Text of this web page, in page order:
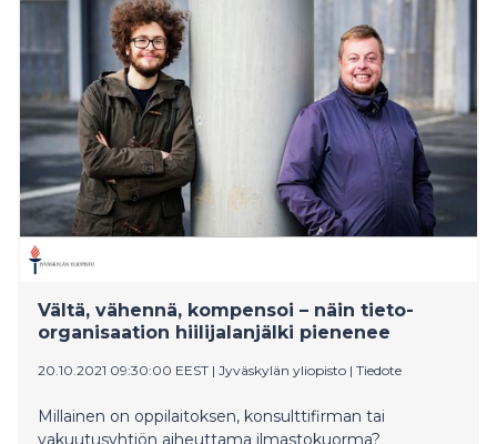
striimataan mm. Lontoossa, Welltek-showroomin
kautta Clerkenwell Design Week -tapahtumaan.
Kaikille avoin ja pääsymaksuton, kaksipäiväinen
seminaari järjestään Jyväskylän yliopiston
päärakennuksessa (Alvar Aalto, 1954-56). Tapahtuman
esityskieli on englanti.
Vältä, vähennä, kompensoi – näin tieto-
organisaation hiilijalanjälki pienenee
20.10.2021 09:30:00 EEST | Jyväskylän yliopisto | Tiedote
Millainen on oppilaitoksen, konsulttifirman tai
vakuutusyhtiön aiheuttama ilmastokuorma?